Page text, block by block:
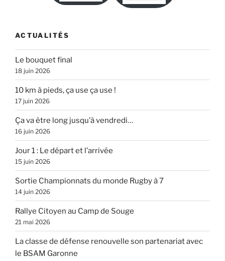
ACTUALITÉS
Le bouquet final
18 juin 2026
10 km à pieds, ça use ça use !
17 juin 2026
Ça va être long jusqu’à vendredi…
16 juin 2026
Jour 1 : Le départ et l’arrivée
15 juin 2026
Sortie Championnats du monde Rugby à 7
14 juin 2026
Rallye Citoyen au Camp de Souge
21 mai 2026
La classe de défense renouvelle son partenariat avec
le BSAM Garonne